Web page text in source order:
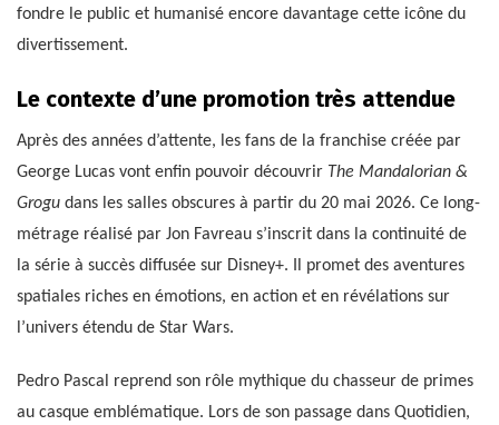
fondre le public et humanisé encore davantage cette icône du
divertissement.
Le contexte d’une promotion très attendue
Après des années d’attente, les fans de la franchise créée par
George Lucas vont enfin pouvoir découvrir The Mandalorian &
Grogu dans les salles obscures à partir du 20 mai 2026. Ce long-
métrage réalisé par Jon Favreau s’inscrit dans la continuité de
la série à succès diffusée sur Disney+. Il promet des aventures
spatiales riches en émotions, en action et en révélations sur
l’univers étendu de Star Wars.
Pedro Pascal reprend son rôle mythique du chasseur de primes
au casque emblématique. Lors de son passage dans Quotidien,